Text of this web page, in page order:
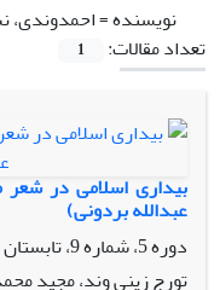
نویسنده =احمدوندی،
تعداد مقالات:
1
بیداری اسلامی در
عبدالله بردونی)
دوره 5، شماره 9، تابستان 1395، صفحه
تورج زینی وند، مجید